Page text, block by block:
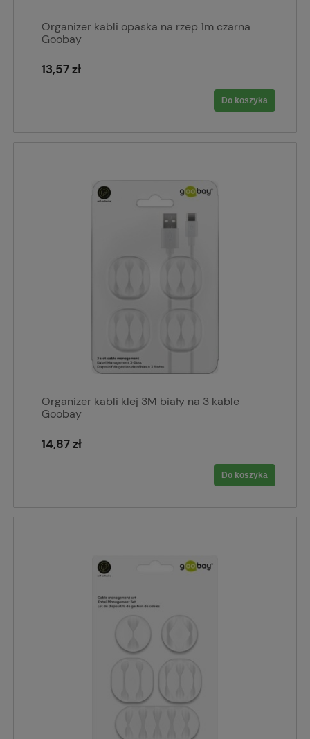
Organizer kabli opaska na rzep 1m czarna
Goobay
13,57 zł
Do koszyka
Organizer kabli klej 3M biały na 3 kable
Goobay
14,87 zł
Do koszyka